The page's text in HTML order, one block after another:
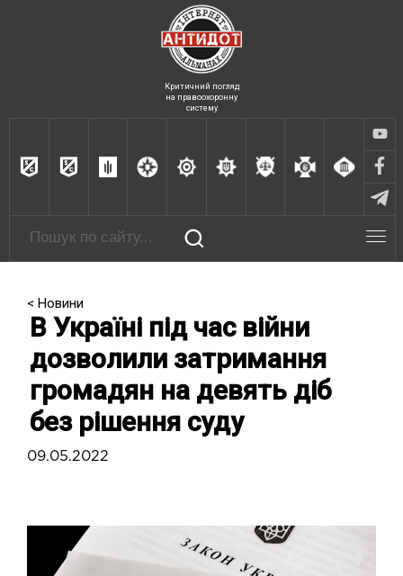
Критичний погляд
на правоохоронну
систему
< Новини
В Україні під час війни
дозволили затримання
громадян на девять діб
без рішення суду
09.05.2022